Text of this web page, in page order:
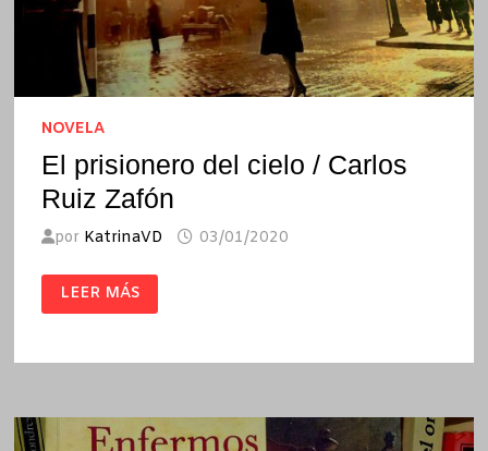
NOVELA
El prisionero del cielo / Carlos
Ruiz Zafón
por KatrinaVD 03/01/2020
EL
PRISIONERO
DEL
CARLOS
LEER MÁS